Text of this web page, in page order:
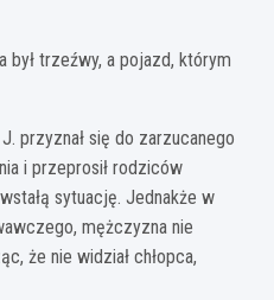
był trzeźwy, a pojazd, którym
przyznał się do zarzucanego
i przeprosił rodziców
sytuację. Jednakże w
mężczyzna nie
że nie widział chłopca,